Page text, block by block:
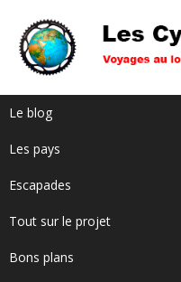
Le blog
Les pays
Escapades
Tout sur le projet
Bons plans